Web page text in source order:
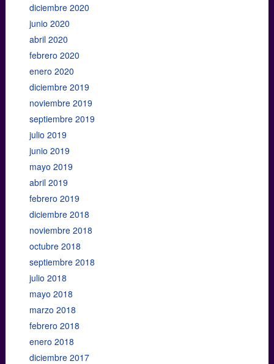
diciembre 2020
junio 2020
abril 2020
febrero 2020
enero 2020
diciembre 2019
noviembre 2019
septiembre 2019
julio 2019
junio 2019
mayo 2019
abril 2019
febrero 2019
diciembre 2018
noviembre 2018
octubre 2018
septiembre 2018
julio 2018
mayo 2018
marzo 2018
febrero 2018
enero 2018
diciembre 2017